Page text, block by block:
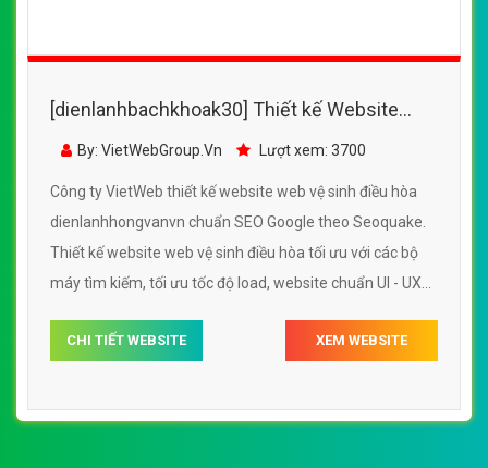
web vệ sinh điều hòa - thovietcomvn
By: VietWebGroup.Vn Lượt xem: 3600
Công ty VietWeb thiết kế website web vệ sinh điều hòa
thovietcomvn chuẩn SEO Google theo Seoquake. Thiết
tìm kiếm, tối ưu tốc độ load, website chuẩn UI - UX giúp
tăng trải nghiệm người dùng lướt website web vệ sinh
điều hòa thovietcomvn
CHI TIẾT WEBSITE XEM WEBSITE